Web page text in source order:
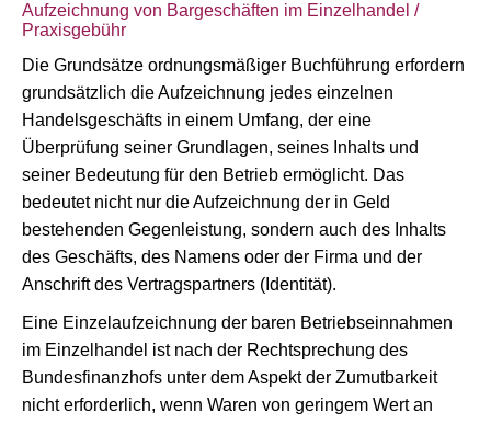
Aufzeichnung von Bargeschäften im Einzelhandel /
Praxisgebühr
Die Grundsätze ordnungsmäßiger Buchführung erfordern
grundsätzlich die Aufzeichnung jedes einzelnen
Handelsgeschäfts in einem Umfang, der eine
Überprüfung seiner Grundlagen, seines Inhalts und
seiner Bedeutung für den Betrieb ermöglicht. Das
bedeutet nicht nur die Aufzeichnung der in Geld
bestehenden Gegenleistung, sondern auch des Inhalts
des Geschäfts, des Namens oder der Firma und der
Anschrift des Vertragspartners (Identität).
Eine Einzelaufzeichnung der baren Betriebseinnahmen
im Einzelhandel ist nach der Rechtsprechung des
Bundesfinanzhofs unter dem Aspekt der Zumutbarkeit
nicht erforderlich, wenn Waren von geringem Wert an